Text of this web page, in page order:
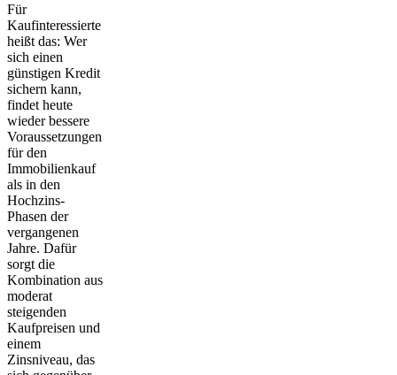
Für
Kaufinteressierte
heißt das: Wer
sich einen
günstigen Kredit
sichern kann,
findet heute
wieder bessere
Voraussetzungen
für den
Immobilienkauf
als in den
Hochzins-
Phasen der
vergangenen
Jahre. Dafür
sorgt die
Kombination aus
moderat
steigenden
Kaufpreisen und
einem
Zinsniveau, das